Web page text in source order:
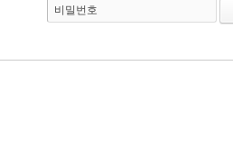
비밀번호